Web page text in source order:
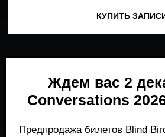
ПОДПИСАТЬСЯ НА НОВОСТИ